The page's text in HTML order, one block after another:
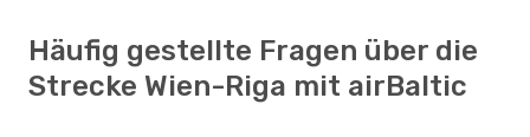
Häufig gestellte Fragen über die
Strecke Wien-Riga mit airBaltic